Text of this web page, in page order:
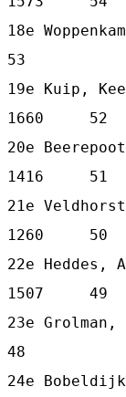
18e
53
19e Kuip,
1660     52
20e
1416     51
21e
1260     50
22e
1507     49
23e
48
24e